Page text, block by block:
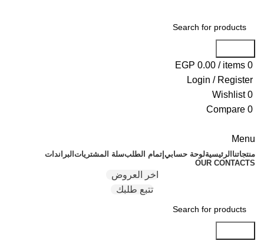
0
items
/
EGP 0.00
Login / Register
0
Wishlist
0
Compare
Menu
منتجاتنا الرئيسيةلوحة حسابي إتمام الطلبسلة المشتريات البراندات
OUR CONTACTS
اخر العروض
تتبع طلبك